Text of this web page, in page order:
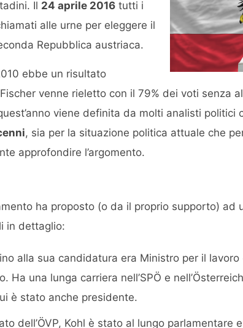
Il 24 aprile 2016 tutti i
alle urne per eleggere il
Repubblica austriaca.
ebbe un risultato
venne rieletto con il 79% dei voti senza
viene definita da molti analisti politici
, sia per la situazione politica attuale che
approfondire l’argomento.
ha proposto (o da il proprio supporto) ad
in dettaglio:
alla sua candidatura era Ministro per il lavoro
Ha una lunga carriera nell’SPÖ e
è stato anche presidente.
dell’ÖVP, Kohl è stato al lungo parlamentare